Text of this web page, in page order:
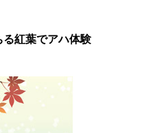
る紅葉でアハ体験